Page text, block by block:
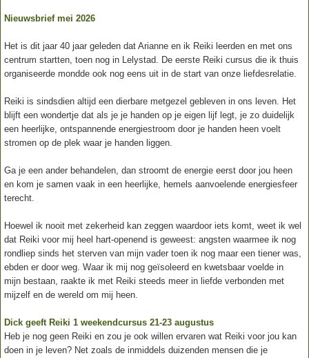
Nieuwsbrief mei 2026
Het is dit jaar 40 jaar geleden dat Arianne en ik Reiki leerden en met ons
centrum startten, toen nog in Lelystad. De eerste Reiki cursus die ik thuis
organiseerde mondde ook nog eens uit in de start van onze liefdesrelatie.
Reiki is sindsdien altijd een dierbare metgezel gebleven in ons leven. Het
blijft een wondertje dat als je je handen op je eigen lijf legt, je zo duidelijk
een heerlijke, ontspannende energiestroom door je handen heen voelt
stromen op de plek waar je handen liggen.
Ga je een ander behandelen, dan stroomt de energie eerst door jou heen
en kom je samen vaak in een heerlijke, hemels aanvoelende energiesfeer
terecht.
Hoewel ik nooit met zekerheid kan zeggen waardoor iets komt, weet ik wel
dat Reiki voor mij heel hart-openend is geweest: angsten waarmee ik nog
rondliep sinds het sterven van mijn vader toen ik nog maar een tiener was,
ebden er door weg. Waar ik mij nog geïsoleerd en kwetsbaar voelde in
mijn bestaan, raakte ik met Reiki steeds meer in liefde verbonden met
mijzelf en de wereld om mij heen.
Dick geeft Reiki 1 weekendcursus 21-23 augustus
Heb je nog geen Reiki en zou je ook willen ervaren wat Reiki voor jou kan
doen in je leven? Net zoals de inmiddels duizenden mensen die je